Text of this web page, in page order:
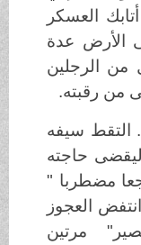
العسكر
عدة
الرجلين
رقبته.
سيفه
حاجته
مضطربا "
العجوز
مرتين